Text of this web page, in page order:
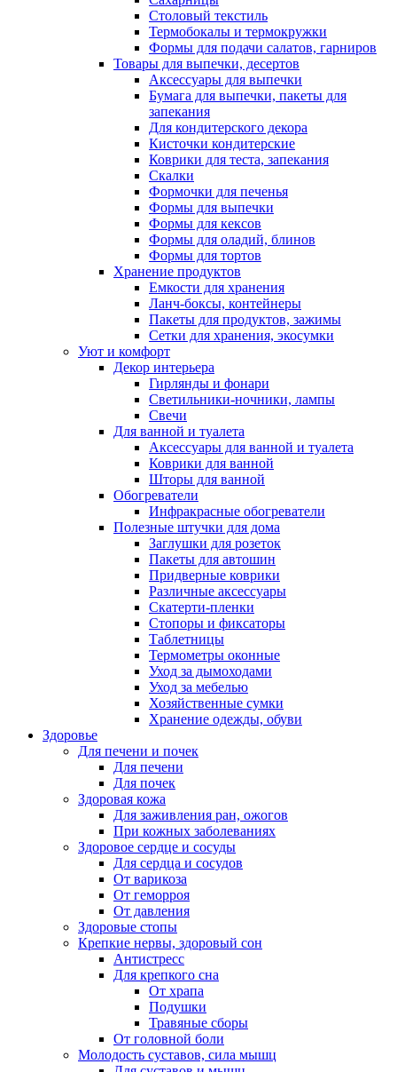
Столовый текстиль
Термобокалы и термокружки
Формы для подачи салатов, гарниров
Товары для выпечки, десертов
Аксессуары для выпечки
Бумага для выпечки, пакеты для
запекания
Для кондитерского декора
Кисточки кондитерские
Коврики для теста, запекания
Скалки
Формочки для печенья
Формы для выпечки
Формы для кексов
Формы для оладий, блинов
Формы для тортов
Хранение продуктов
Емкости для хранения
Ланч-боксы, контейнеры
Пакеты для продуктов, зажимы
Сетки для хранения, экосумки
Уют и комфорт
Декор интерьера
Гирлянды и фонари
Светильники-ночники, лампы
Свечи
Для ванной и туалета
Аксессуары для ванной и туалета
Коврики для ванной
Шторы для ванной
Обогреватели
Инфракрасные обогреватели
Полезные штучки для дома
Заглушки для розеток
Пакеты для автошин
Придверные коврики
Различные аксессуары
Скатерти-пленки
Стопоры и фиксаторы
Таблетницы
Термометры оконные
Уход за дымоходами
Уход за мебелью
Хозяйственные сумки
Хранение одежды, обуви
Здоровье
Для печени и почек
Для печени
Для почек
Здоровая кожа
Для заживления ран, ожогов
При кожных заболеваниях
Здоровое сердце и сосуды
Для сердца и сосудов
От варикоза
От геморроя
От давления
Здоровые стопы
Крепкие нервы, здоровый сон
Антистресс
Для крепкого сна
От храпа
Подушки
Травяные сборы
От головной боли
Молодость суставов, сила мышц